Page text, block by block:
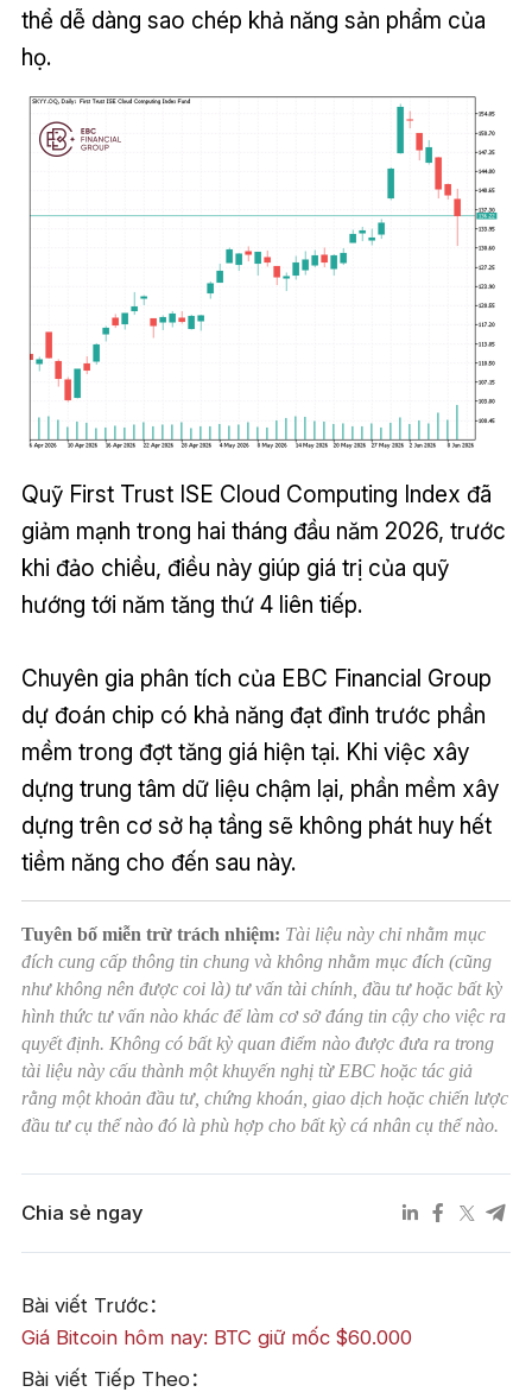
thể dễ dàng sao chép khả năng sản phẩm của
họ.
Quỹ First Trust ISE Cloud Computing Index đã
giảm mạnh trong hai tháng đầu năm 2026, trước
khi đảo chiều, điều này giúp giá trị của quỹ
hướng tới năm tăng thứ 4 liên tiếp.
Chuyên gia phân tích của EBC Financial Group
dự đoán chip có khả năng đạt đỉnh trước phần
mềm trong đợt tăng giá hiện tại. Khi việc xây
dựng trung tâm dữ liệu chậm lại, phần mềm xây
dựng trên cơ sở hạ tầng sẽ không phát huy hết
tiềm năng cho đến sau này.
Tuyên bố miễn trừ trách nhiệm: Tài liệu này chỉ nhằm mục
đích cung cấp thông tin chung và không nhằm mục đích (cũng
như không nên được coi là) tư vấn tài chính, đầu tư hoặc bất kỳ
hình thức tư vấn nào khác để làm cơ sở đáng tin cậy cho việc ra
quyết định. Không có bất kỳ quan điểm nào được đưa ra trong
tài liệu này cấu thành một khuyến nghị từ EBC hoặc tác giả
rằng một khoản đầu tư, chứng khoán, giao dịch hoặc chiến lược
đầu tư cụ thể nào đó là phù hợp cho bất kỳ cá nhân cụ thể nào.
Chia sẻ ngay
Bài viết Trước：
Giá Bitcoin hôm nay: BTC giữ mốc $60.000
Bài viết Tiếp Theo：